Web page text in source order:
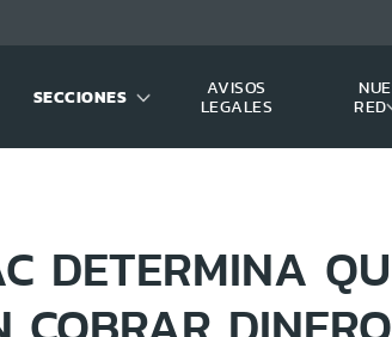
SECCIONES
AVISOS
LEGALES
RED
DETERMINA